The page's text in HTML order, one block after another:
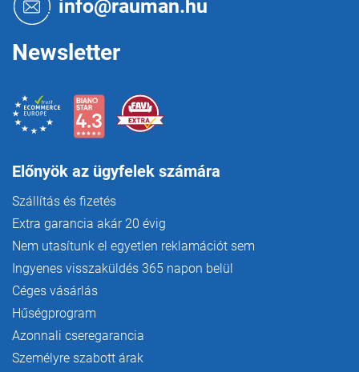
l
info@rauman.hu
Newsletter
Előnyök az ügyfelek számára
Szállítás és fizetés
Extra garancia akár 20 évig
Nem utasítunk el egyetlen reklamációt sem
Ingyenes visszaküldés 365 napon belül
Céges vásárlás
Hűségprogram
Azonnali cseregarancia
Személyre szabott árak